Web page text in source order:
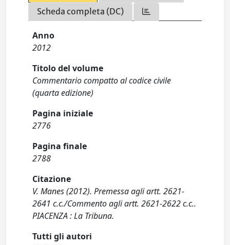
Scheda completa (DC)
Anno
2012
Titolo del volume
Commentario compatto al codice civile
(quarta edizione)
Pagina iniziale
2776
Pagina finale
2788
Citazione
V. Manes (2012). Premessa agli artt. 2621-
2641 c.c./Commento agli artt. 2621-2622 c.c..
PIACENZA : La Tribuna.
Tutti gli autori